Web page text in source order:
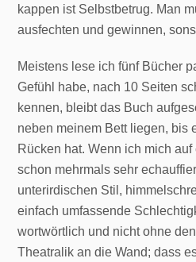
kappen ist Selbstbetrug. Man
ausfechten und gewinnen,
Meistens lese ich fünf Bücher
Gefühl habe, nach 10 Seiten
kennen, bleibt das Buch
neben meinem Bett liegen, bis
Rücken hat. Wenn ich mich
schon mehrmals sehr
unterirdischen Stil,
einfach umfassende
wortwörtlich und nicht ohne
Theatralik an die Wand; dass